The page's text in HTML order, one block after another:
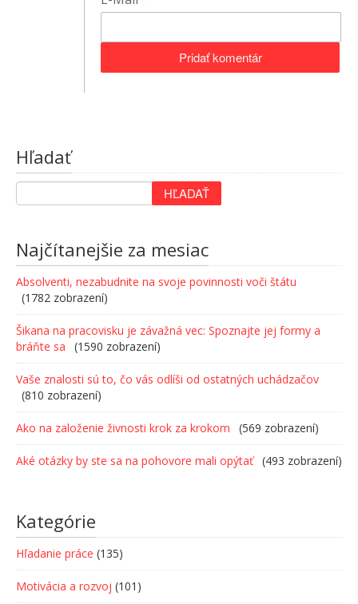
Hľadať
Najčítanejšie za mesiac
Absolventi, nezabudnite na svoje povinnosti voči štátu
(1782 zobrazení)
Šikana na pracovisku je závažná vec: Spoznajte jej formy a
bráňte sa
(1590 zobrazení)
Vaše znalosti sú to, čo vás odlíši od ostatných uchádzačov
(810 zobrazení)
Ako na založenie živnosti krok za krokom (569 zobrazení)
Aké otázky by ste sa na pohovore mali opýtať (493 zobrazení)
Kategórie
Hľadanie práce (135)
Motivácia a rozvoj (101)